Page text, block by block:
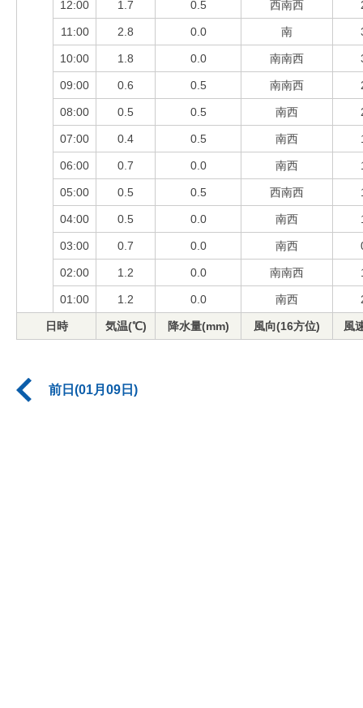
12:00 1.7 0.5 西南西
11:00 2.8 0.0 南
10:00 1.8 0.0 南南西
09:00 0.6 0.5 南南西
08:00 0.5 0.5 南西
07:00 0.4 0.5 南西
06:00 0.7 0.0 南西
05:00 0.5 0.5 西南西
04:00 0.5 0.0 南西
03:00 0.7 0.0 南西
02:00 1.2 0.0 南南西
01:00 1.2 0.0 南西
日時 気温(℃) 降水量(mm) 風向(16方位) 風
前日(01月09日)